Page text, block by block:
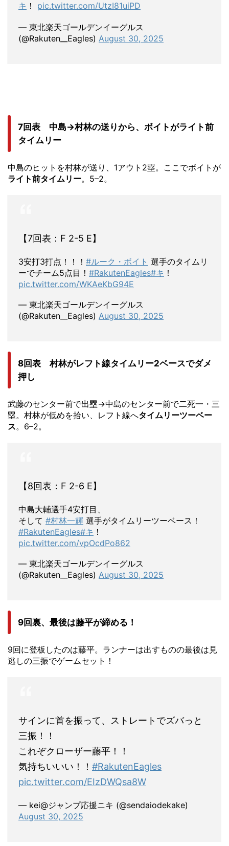
キ ！ pic.twitter.com/UtzI81uiPD
— 東北楽天ゴールデンイーグルス
(@Rakuten__Eagles) August 30, 2025
7回表 中島→村林の送りから、ボイトがライト前
タイムリー
中島のヒットを村林が送り、1アウト2塁。ここでボイトが
ライト前タイムリー。5–2。
【7回表：F 2-5 E】
3安打3打点！！！ #ルーク・ボイト 選手のタイムリ
ーでチーム5点目！ #RakutenEagles#キ ！
pic.twitter.com/WKAeKbG94E
— 東北楽天ゴールデンイーグルス
(@Rakuten__Eagles) August 30, 2025
8回表 村林がレフト線タイムリー2ベースでダメ
押し
武藤のセンター前で出塁→中島のセンター前で二死一・三
塁。村林が低めを拾い、レフト線へタイムリーツーベー
ス。6–2。
【8回表：F 2-6 E】
中島大輔選手4安打目、
そして #村林一輝 選手がタイムリーツーベース！
#RakutenEagles#キ ！
pic.twitter.com/vpOcdPo862
— 東北楽天ゴールデンイーグルス
(@Rakuten__Eagles) August 30, 2025
9回裏、最後は藤平が締める！
9回に登板したのは藤平。ランナーは出すものの最後は見
逃しの三振でゲームセット！
サインに首を振って、ストレートでズバっと
三振！！
これぞクローザー藤平！！
気持ちいいい！！ #RakutenEagles
pic.twitter.com/EIzDWQsa8W
— kei@ジャンプ応援ニキ (@sendaiodekake)
August 30, 2025